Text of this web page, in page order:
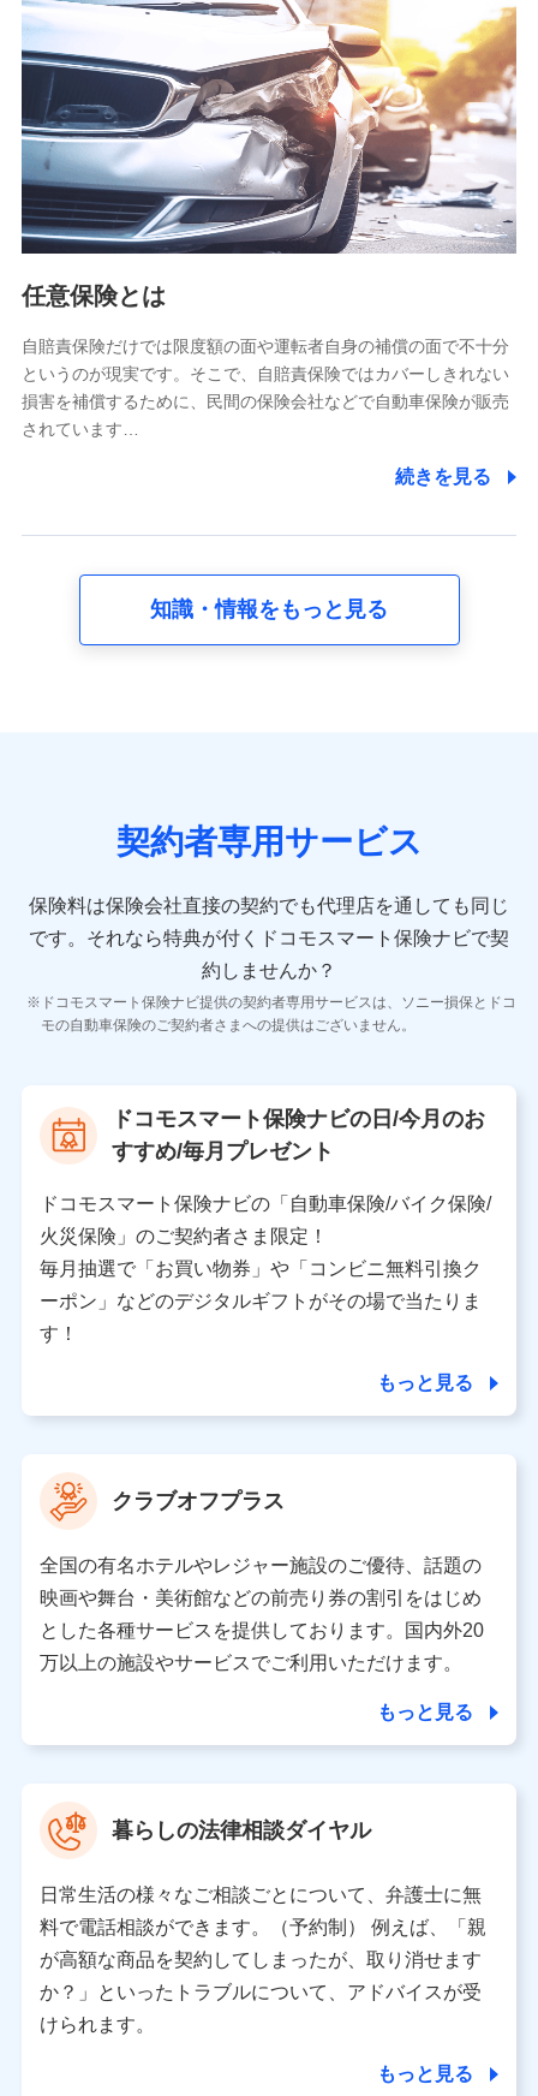
【共同して利用される利用データの項目】
当社又は株式会社NTTドコモがサービス提供等を通じて取得
した、以下の情報などの個人データ
基本情報
氏名、電話番号、メールアドレス、お客さまの識別子、
属性、連絡先、dポイントサービスのご利用に関する情
報。例として、dポイントカード番号、性別、年齢、家族
構成、住所、dポイント残高、dポイント利用履歴などが
含まれます。
当社又は株式会社NTTドコモが提供する各種サービスな
又は株式会社NTTドコモが提供する各種サービスのご契
約状態・ご利用履歴インターネット利用時の行動に関す
る情報、アプリケーション利用時の行動に関する情報、
購入されたサービスや商品の名称・購入場所・決済に関
する情報、アンケートの回答に関する情報などが含まれ
の内容、保険料、保険料のお支払方法、車のメーカーや
走行距離などの情報、建物の構造や築年数などの情報、
険契約に関する情報。例として、保険契約者及び被保険
者の氏名、住所、生年月日、性別、保険契約者と被保険
報、建物の構造や築年数などの情報、ペットの種類や年
齢などの情報などが含まれます。
【共同して利用する者の範囲】
当社
当社又は株式会社NTTドコモが提供する保険関連サービ
スにおけるユーザ登録受付および管理のため
を受けている保険会社・提携会社の保険その他に関する
情報を提供するため、また維持管理等の委託業務遂行の
ため、またそれらに付帯、関連する当社、株式会社NTT
ドコモおよび提携会社のサービスを案内、提供するため
（各サービスで取得したサービス利用履歴、ウェブサイ
トの閲覧履歴、購買履歴、ご契約内容等のパーソナルデ
ータを分析して、お客さまの趣味・嗜好・傾向に応じた
上記に係る案内・手続き・管理等付帯業務を行うため
【当該個人データの管理について責任を有する者の名称・住
所・代表者名】
当該個人データを取り扱う各共同利用者（詳細は次のとお
り）
東京都千代田区永田町2丁目11番1号 山王パークタワー
株式会社NTTドコモ 代表取締役社長 前田 義晃
東京都中央区日本橋人形町2-14-10 アーバンネット日本橋
ビル 3F
※ 当社および株式会社NTTドコモは、お客さまの情報を利
データ憲章」に定める行動原則を順守します 。
※ パーソナルデータダッシュボードの「第三者提供の管
理」の設定状態にかかわらず、共同利用する場合がありま
※ dポイントクラブ会員ではないお客さま（2019年12月11
日以降、一度もdポイントクラブ会員であったことがないお
個人データは、こちら の利用目的の範囲内に限って共同利
任意保険とは
自賠責保険だけでは限度額の面や運転者自身の補償の面で不十分
というのが現実です。そこで、自賠責保険ではカバーしきれない
損害を補償するために、民間の保険会社などで自動車保険が販売
されています…
続きを見る
知識・情報をもっと見る
契約者専用サービス
保険料は保険会社直接の契約でも代理店を通しても同じ
です。 それなら特典が付くドコモスマート保険ナビで契
約しませんか？
ドコモスマート保険ナビ提供の契約者専用サービスは、ソニー損保とドコ
モの自動車保険のご契約者さまへの提供はございません。
ドコモスマート保険ナビの日/今月のお
すすめ/毎月プレゼント
ドコモスマート保険ナビの「自動車保険/バイク保険/
火災保険」のご契約者さま限定！
毎月抽選で「お買い物券」や「コンビニ無料引換ク
ーポン」などのデジタルギフトがその場で当たりま
す！
もっと見る
クラブオフプラス
全国の有名ホテルやレジャー施設のご優待、話題の
映画や舞台・美術館などの前売り券の割引をはじめ
とした各種サービスを提供しております。国内外20
万以上の施設やサービスでご利用いただけます。
もっと見る
暮らしの法律相談ダイヤル
日常生活の様々なご相談ごとについて、弁護士に無
料で電話相談ができます。（予約制） 例えば、「親
が高額な商品を契約してしまったが、取り消せます
か？」といったトラブルについて、アドバイスが受
けられます。
もっと見る